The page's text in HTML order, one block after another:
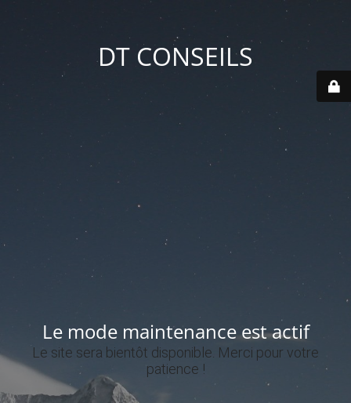
DT CONSEILS
Le mode maintenance est actif
Le site sera bientôt disponible. Merci pour votre
patience !